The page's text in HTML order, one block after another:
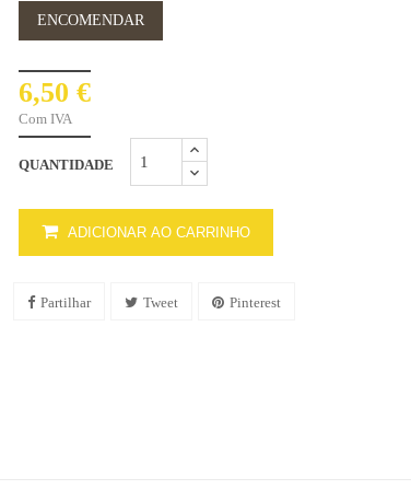
ENCOMENDAR
6,50 €
Com IVA
QUANTIDADE
ADICIONAR AO CARRINHO
Partilhar Tweet Pinterest